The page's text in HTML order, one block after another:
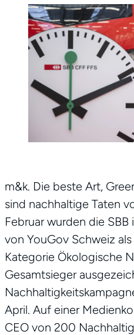
m&k. Die beste Art,
sind nachhaltige Taten
Februar wurden die
von YouGov Schweiz
Kategorie Ökologische
Gesamtsieger
April. Auf einer
CEO von 200